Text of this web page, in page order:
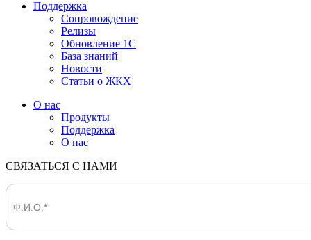
Поддержка
Сопровождение
Релизы
Обновление 1С
База знаний
Новости
Статьи о ЖКХ
О нас
Продукты
Поддержка
О нас
СВЯЗАТЬСЯ С НАМИ